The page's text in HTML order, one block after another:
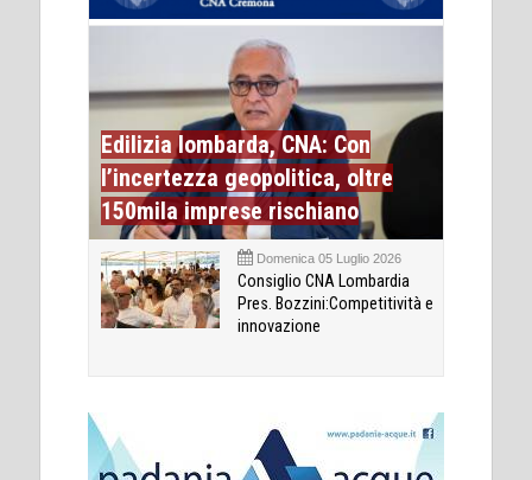
Edilizia lombarda, CNA: Con
l’incertezza geopolitica, oltre
150mila imprese rischiano
Domenica 05 Luglio 2026
Consiglio CNA Lombardia
Pres. Bozzini:Competitività e
innovazione